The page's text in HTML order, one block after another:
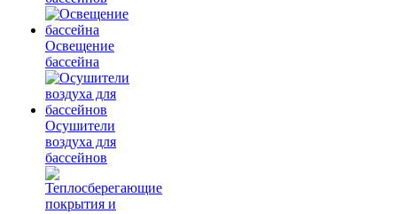
Освещение
бассейна
Осушители
воздуха для
бассейнов